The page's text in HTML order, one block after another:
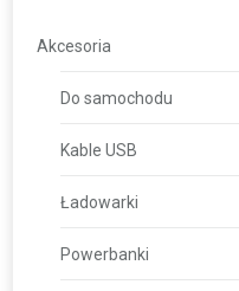
Akcesoria
Do samochodu
Kable USB
Ładowarki
Powerbanki